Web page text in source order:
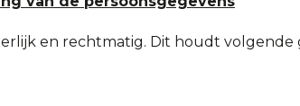
en rechtmatig. Dit houdt volgende